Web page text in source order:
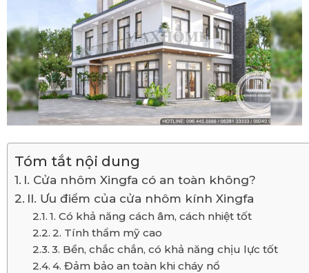
Tóm tắt nội dung
I. Cửa nhôm Xingfa có an toàn không?
II. Ưu điểm của cửa nhôm kính Xingfa
1. Có khả năng cách âm, cách nhiệt tốt
2. Tính thẩm mỹ cao
3. Bền, chắc chắn, có khả năng chịu lực tốt
4. Đảm bảo an toàn khi cháy nổ